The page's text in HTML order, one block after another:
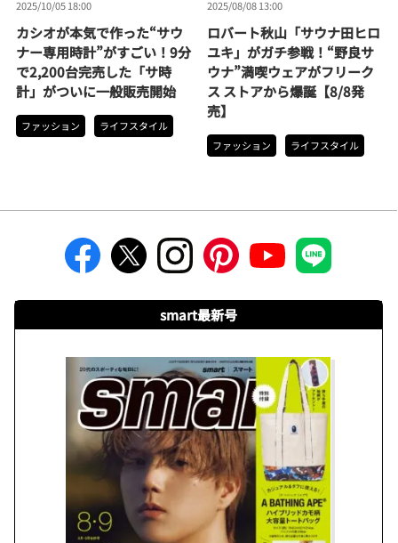
2025/10/05 18:00
カシオが本気で作った“サウ
ナー専用時計”がすごい！9分
で2,200台完売した「サ時
計」がついに一般販売開始
ファッション ライフスタイル
2025/08/08 13:00
ロバート秋山「サウナ田ヒロ
ユキ」がガチ参戦！“野良サ
ウナ”満喫ウェアがフリーク
ス ストアから爆誕【8/8発
売】
ファッション ライフスタイル
smart最新号